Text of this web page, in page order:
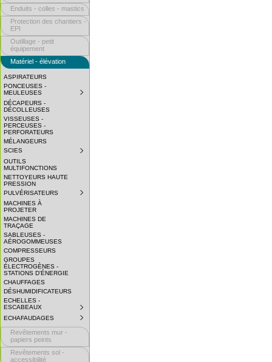
Enduits - colles - mastics
Protection des chantiers -
EPI
Outillage - petit
équipement
Matériel - élévation
ASPIRATEURS
PONCEUSES -
MEULEUSES
DÉCAPEURS -
DÉCOLLEUSES
VISSEUSES -
PERCEUSES -
PERFORATEURS
MÉLANGEURS
SCIES
OUTILS
MULTIFONCTIONS
NETTOYEURS HAUTE
PRESSION
PULVÉRISATEURS
MACHINES À
PROJETER
MACHINES DE
TRAÇAGE
SABLEUSES -
AÉROGOMMEUSES
COMPRESSEURS
GROUPES
ÉLECTROGÈNES -
STATIONS D'ÉNERGIE
CHAUFFAGES
DÉSHUMIDIFICATEURS
ECHELLES -
ESCABEAUX
COLLAPSED.
CLICK
TO
EXPAND
ECHAFAUDAGES
COLLAPSED.
CLICK
EXPAND
SUBMENU.
Revêtements mur -
papiers peints
Revêtements sol -
accessibilité